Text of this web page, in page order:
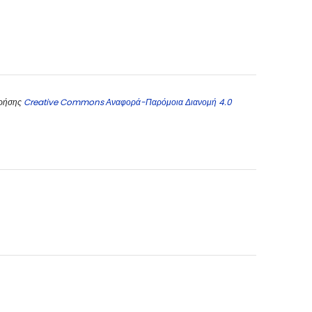
Creative Commons Αναφορά-Παρόμοια Διανομή 4.0